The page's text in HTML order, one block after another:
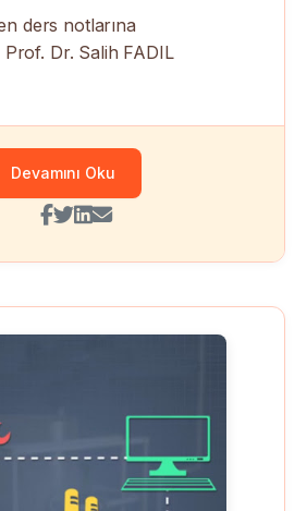
ders notlarına
Prof. Dr. Salih FADIL
Devamını Oku